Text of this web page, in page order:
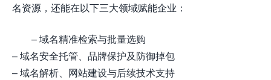
名资源，还能在以下三大领域赋能企业：
– 域名精准检索与批量选购
– 域名安全托管、品牌保护及防御掉包
– 域名解析、网站建设与后续技术支持